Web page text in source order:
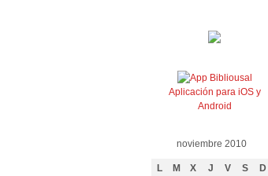
Aplicación para iOS y
Android
noviembre 2010
L M X J V S D